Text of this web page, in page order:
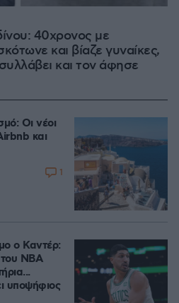
40χρονος με
και βίαζε γυναίκες,
και τον άφησε
Οι νέοι
και
1
ο Καντέρ:
NBA
υποψήφιος